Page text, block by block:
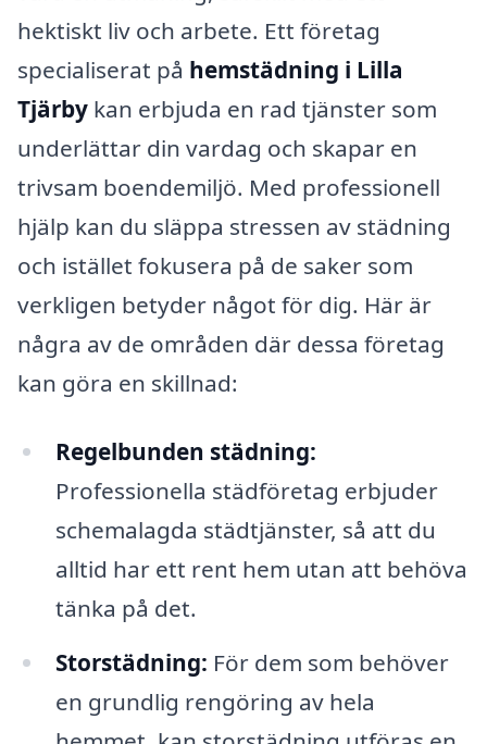
hektiskt liv och arbete. Ett företag
specialiserat på hemstädning i Lilla
Tjärby kan erbjuda en rad tjänster som
underlättar din vardag och skapar en
trivsam boendemiljö. Med professionell
hjälp kan du släppa stressen av städning
och istället fokusera på de saker som
verkligen betyder något för dig. Här är
några av de områden där dessa företag
kan göra en skillnad:
Regelbunden städning:
Professionella städföretag erbjuder
schemalagda städtjänster, så att du
alltid har ett rent hem utan att behöva
tänka på det.
Storstädning: För dem som behöver
en grundlig rengöring av hela